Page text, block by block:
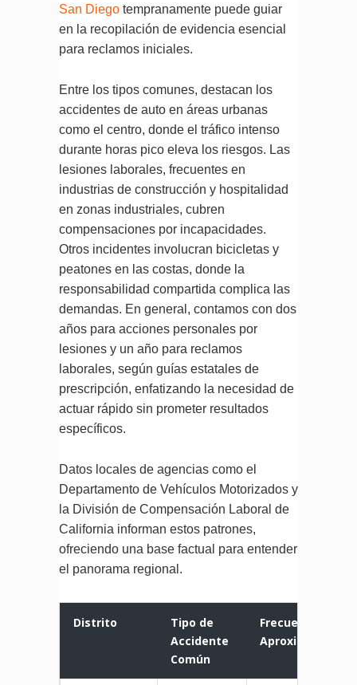
San Diego tempranamente puede guiar
en la recopilación de evidencia esencial
para reclamos iniciales.
Entre los tipos comunes, destacan los
accidentes de auto en áreas urbanas
como el centro, donde el tráfico intenso
durante horas pico eleva los riesgos. Las
lesiones laborales, frecuentes en
industrias de construcción y hospitalidad
en zonas industriales, cubren
compensaciones por incapacidades.
Otros incidentes involucran bicicletas y
peatones en las costas, donde la
responsabilidad compartida complica las
demandas. En general, contamos con dos
años para acciones personales por
lesiones y un año para reclamos
laborales, según guías estatales de
prescripción, enfatizando la necesidad de
actuar rápido sin prometer resultados
específicos.
Datos locales de agencias como el
Departamento de Vehículos Motorizados y
la División de Compensación Laboral de
California informan estos patrones,
ofreciendo una base factual para entender
el panorama regional.
Distrito
Tipo de
Accidente
Común
Frecuencia
Aproximada